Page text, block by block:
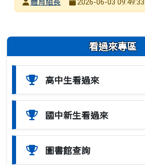
2026-06-03 09:49:33
左邊區域內容 看過來專區
高中生看過來
國中新生看過來
圖書館查詢